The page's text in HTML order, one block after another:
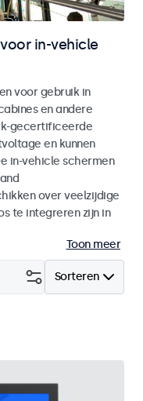
in-vehicle
voor gebruik in
en andere
gecertificeerde
en kunnen
in-vehicle schermen
over veelzijdige
te integreren zijn in
Toon meer
Sorteren